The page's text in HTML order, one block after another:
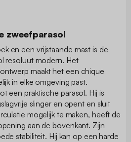
zweefparasol
en een vrijstaande mast is de
resoluut modern. Het
maakt het een chique
in elke omgeving past.
een praktische parasol. Hij is
slinger en opent en sluit
mogelijk te maken, heeft de
aan de bovenkant. Zijn
stabiliteit. Hij kan op een harde